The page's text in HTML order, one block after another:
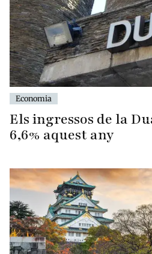
Economia
Els ingressos de la
6,6% aquest any